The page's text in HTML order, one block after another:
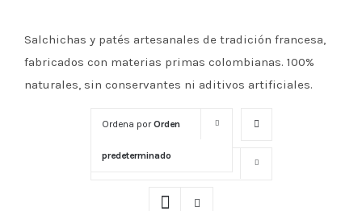
Salchichas y patés artesanales de tradición francesa,
fabricados con materias primas colombianas. 100%
naturales, sin conservantes ni aditivos artificiales.
Ordena porOrden
predeterminado
Mostrar